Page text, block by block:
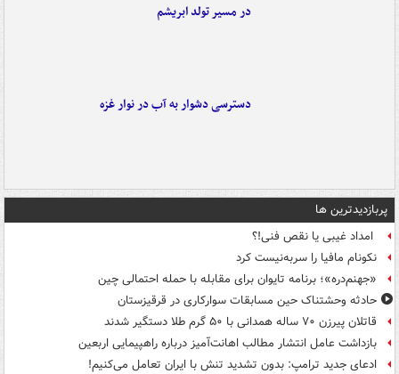
در مسیر تولد ابریشم
دسترسی دشوار به آب در نوار غزه
پربازدیدترین ها
امداد غیبی یا نقص فنی!؟
نکونام مافیا را سربه‌نیست کرد
«جهنم‌دره»؛ برنامه تایوان برای مقابله با حمله احتمالی چین
حادثه وحشتناک حین مسابقات سوارکاری در قرقیزستان
قاتلان پیرزن ۷۰ ساله همدانی با ۵۰ گرم طلا دستگیر شدند
بازداشت عامل انتشار مطالب اهانت‌آمیز درباره راهپیمایی اربعین
ادعای جدید ترامپ: بدون تشدید تنش با ایران تعامل می‌کنیم!